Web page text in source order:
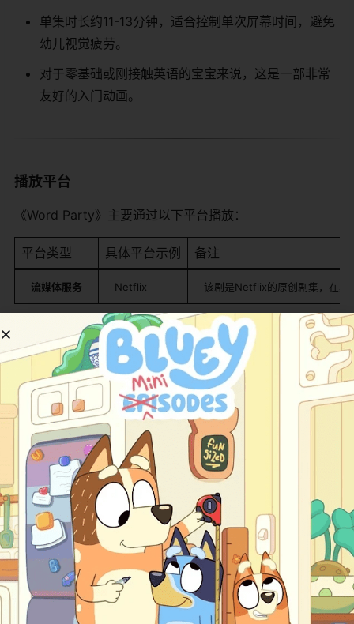
单集时长约11-13分钟，适合控制单次屏幕时间，避免
幼儿视觉疲劳。
对于零基础或刚接触英语的宝宝来说，这是一部非常
友好的入门动画。
播放平台
《Word Party》主要通过以下平台播放：
平台类型 具体平台示例 备注
​流媒体服务​ Netflix 该剧是Netflix的原创剧集，在其
角色与故事
​故事概述：​
剧情核心围绕四只动物宝宝——小象Bailey、猎豹
Franny、袋鼠Kip和熊猫Lulu的日常学习和生活展开。它们
被塑造为需要“大宝宝”（即观看动画的小观众）照顾和帮助
的“小宝宝”。每一集，它们都会遇到一个小挑战或开始一项
新活动，例如为派对准备食物、在游戏中认识颜色、或者
因为玩具损坏而感到难过。这时，它们会直接转向屏幕，
向“大宝宝”求助，邀请他们一起学习解决当前问题所需的关
键单词。学习过程通过欢快的歌曲、简单的游戏和不断的
重复来强化。动画中的“单词机器人”或特定情境也会自然引
入新词汇。最终，在“大宝宝”的帮助下，动物宝宝们总能成